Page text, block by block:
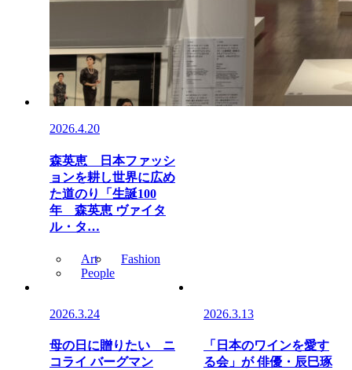
2026.4.20
森英恵 日本ファッシ
ョンを耕し世界に広め
た道のり「生誕100
年 森英恵 ヴァイタ
ル・タ…
Art
Fashion
People
2026.3.24
母の日に贈りたい ニ
コライ バーグマン
2026.3.13
「日本のワインを愛す
る会」が 俳優・辰巳琢